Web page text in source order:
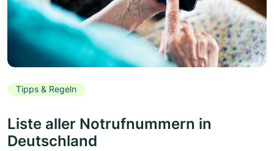
Tipps & Regeln
Liste aller Notrufnummern in
Deutschland